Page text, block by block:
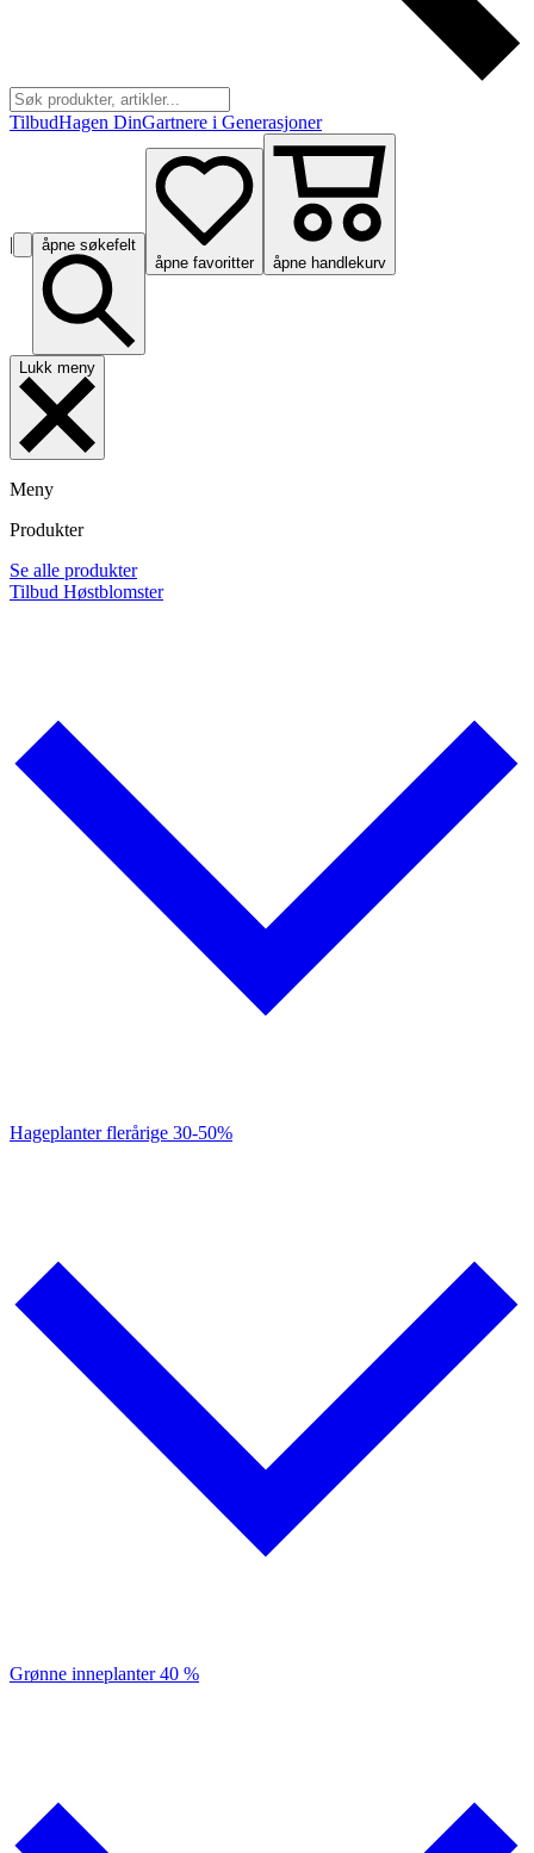
TilbudHagen DinGartnere i Generasjoner
|
åpne søkefelt
åpne favoritter
åpne handlekurv
Lukk meny
Meny
Produkter
Se alle produkter
Tilbud Høstblomster
Hageplanter flerårige 30-50%
Grønne inneplanter40 %